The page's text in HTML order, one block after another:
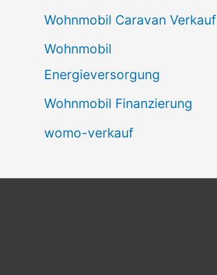
Wohnmobil Caravan Verkauf
Wohnmobil
Energieversorgung
Wohnmobil Finanzierung
womo-verkauf